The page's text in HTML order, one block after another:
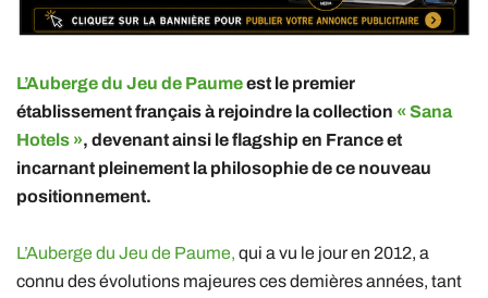
L’Auberge du Jeu de Paumeest le premier
établissement français à rejoindre la collection « Sana
Hotels », devenant ainsi le flagship en France et
incarnant pleinement la philosophie de ce nouveau
positionnement.
L’Auberge du Jeu de Paume, qui a vu le jour en 2012, a
connu des évolutions majeures ces demières années, tant